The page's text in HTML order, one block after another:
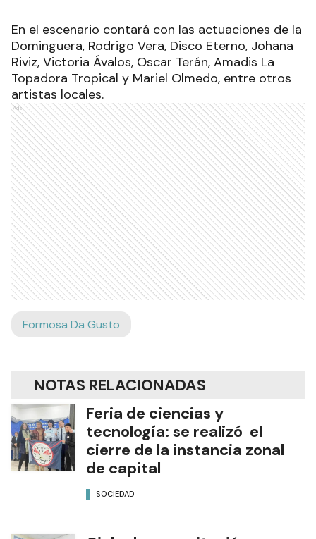
En el escenario contará con las actuaciones de la
Dominguera, Rodrigo Vera, Disco Eterno, Johana
Riviz, Victoria Ávalos, Oscar Terán, Amadis La
Topadora Tropical y Mariel Olmedo, entre otros
artistas locales.
Ads
Formosa Da Gusto
NOTAS RELACIONADAS
Feria de ciencias y
tecnología: se realizó el
cierre de la instancia zonal
de capital
SOCIEDAD